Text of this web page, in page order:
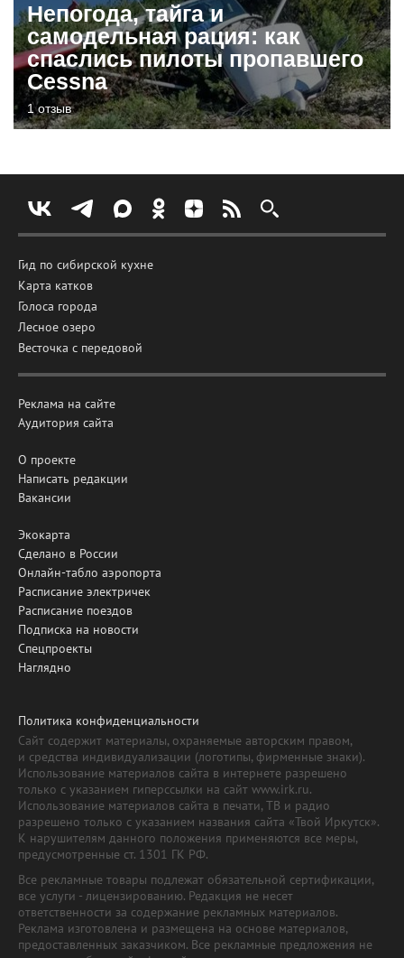
Непогода, тайга и
самодельная рация: как
спаслись пилоты пропавшего
Cessna
1 отзыв
Гид по сибирской кухне
Карта катков
Голоса города
Лесное озеро
Весточка с передовой
Реклама на сайте
Аудитория сайта
О проекте
Написать редакции
Вакансии
Экокарта
Сделано в России
Онлайн-табло аэропорта
Расписание электричек
Расписание поездов
Подписка на новости
Спецпроекты
Наглядно
Политика конфиденциальности
Сайт содержит материалы, охраняемые авторским правом,
и средства индивидуализации (логотипы, фирменные знаки).
Использование материалов сайта в интернете разрешено
только с указанием гиперссылки на сайт www.irk.ru.
Использование материалов сайта в печати, ТВ и радио
разрешено только с указанием названия сайта «Твой Иркутск».
К нарушителям данного положения применяются все меры,
предусмотренные ст. 1301 ГК РФ.
Все рекламные товары подлежат обязательной сертификации,
все услуги - лицензированию. Редакция не несет
ответственности за содержание рекламных материалов.
Реклама изготовлена и размещена на основе материалов,
предоставленных заказчиком. Все рекламные предложения не